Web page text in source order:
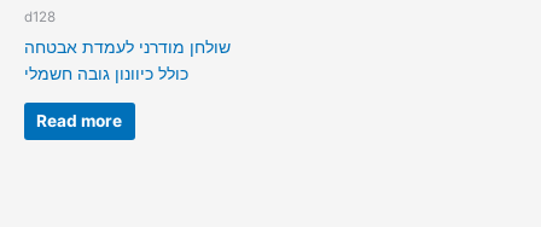
d128
שולחן מודרני לעמדת אבטחה
כולל כיוונון גובה חשמלי
Read more